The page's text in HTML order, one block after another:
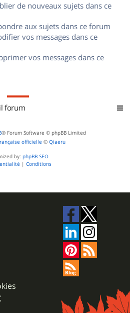
de nouveaux sujets dans ce
aux sujets dans ce forum
vos messages dans ce
vos messages dans ce
forum
® Forum Software © phpBB Limited
officielle © Qiaeru
by: phpBB SEO
| Conditions